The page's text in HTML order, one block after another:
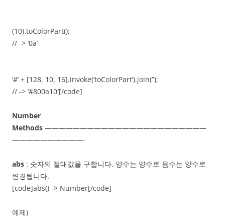
(10).toColorPart();
// -> ‘0a’
‘#’ + [128, 10, 16].invoke(‘toColorPart’).join(”);
// -> ‘#800a10′[/code]
Number
Methods ———————————————————————
——————————-
abs : 숫자의 절대값을 구합니다. 양수는 양수로 음수는 양수로
변경됩니다.
[code]abs() -> Number[/code]
예제)